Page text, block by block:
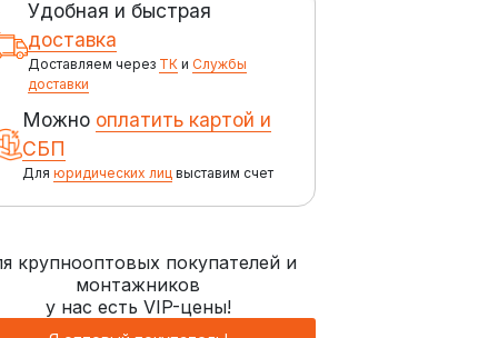
Удобная и быстрая
доставка
Доставляем через ТКи Службы
доставки
Можно оплатить картой и
СБП
Для юридических лицвыставим счет
крупнооптовых покупателей и
монтажников
у нас есть VIP-цены!